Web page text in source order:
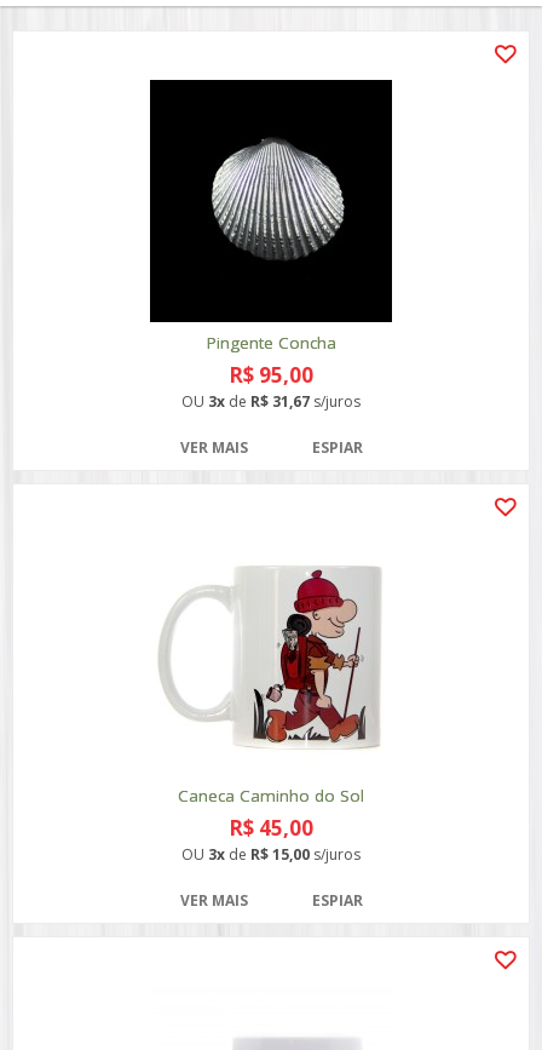
Pingente Concha
R$ 95,00
OU 3x de R$ 31,67 s/juros
VER MAIS ESPIAR
Caneca Caminho do Sol
R$ 45,00
OU 3x de R$ 15,00 s/juros
VER MAIS ESPIAR